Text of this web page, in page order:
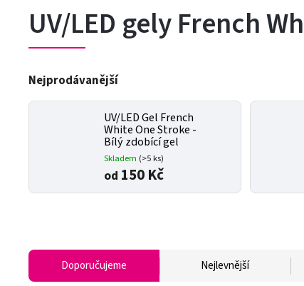
UV/LED gely French
Nejprodávanější
UV/LED Gel French
White One Stroke -
Bílý zdobící gel
Skladem (>5 ks)
od 150 Kč
Doporučujeme Nejlevnější